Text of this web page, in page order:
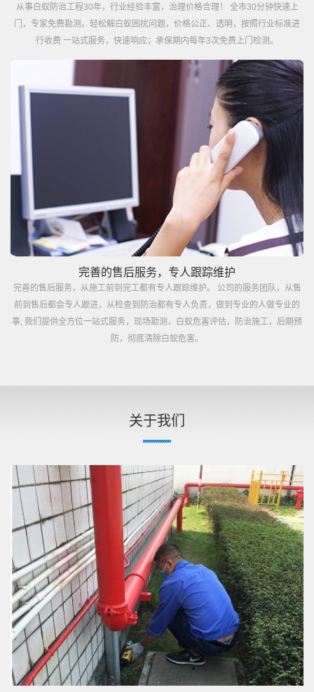
从事白蚁防治工程30年，行业经验丰富，治理价格合理！ 全市30分钟快速上
门，专家免费勘测。轻松解白蚁困扰问题，价格公正、透明，按照行业标准进
行收费 一站式服务，快速响应；承保期内每年3次免费上门检测。
完善的售后服务，专人跟踪维护
完善的售后服务，从施工前到完工都有专人跟踪维护。 公司的服务团队，从售
前到售后都会专人跟进，从检查到防治都有专人负责，做到专业的人做专业的
事; 我们提供全方位一站式服务，现场勘测，白蚁危害评估，防治施工，后期预
防，彻底清除白蚁危害。
关于我们